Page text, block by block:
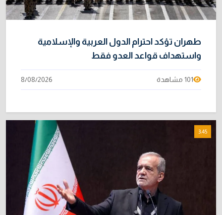
طهران تؤكد احترام الدول العربية والإسلامية
واستهداف قواعد العدو فقط
101 مشاهدة 8/08/2026
3:45